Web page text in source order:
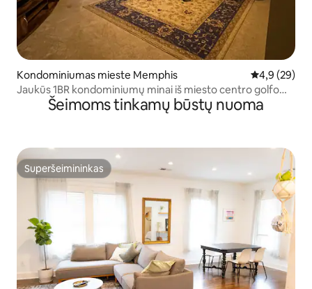
Kondominiumas mieste Memphis Vidutinis
4,9 (29)
Jaukūs 1BR kondominiumų minai iš miesto centro golfo
aikštyneŠeimoms tinkamų būstų nuoma
Superšeimininkas
Superšeimininkas